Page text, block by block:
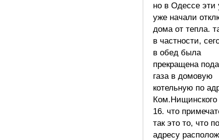
но в Одессе эти
уже начали
дома от тепла.
в частности,
в обед была
прекращена
газа в домовую
котельную по
Ком.Нищинского
16. что
так это то, что
адресу